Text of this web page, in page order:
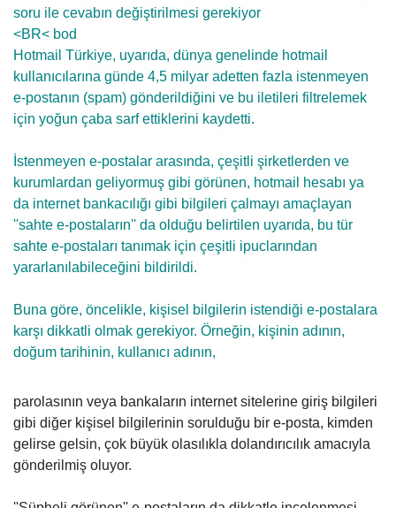
soru ile cevabın değiştirilmesi gerekiyor
<BR< bod
Hotmail Türkiye, uyarıda, dünya genelinde hotmail
kullanıcılarına günde 4,5 milyar adetten fazla istenmeyen
e-postanın (spam) gönderildiğini ve bu iletileri filtrelemek
için yoğun çaba sarf ettiklerini kaydetti.
İstenmeyen e-postalar arasında, çeşitli şirketlerden ve
kurumlardan geliyormuş gibi görünen, hotmail hesabı ya
da internet bankacılığı gibi bilgileri çalmayı amaçlayan
''sahte e-postaların'' da olduğu belirtilen uyarıda, bu tür
sahte e-postaları tanımak için çeşitli ipuclarından
yararlanılabileceğini bildirildi.
Buna göre, öncelikle, kişisel bilgilerin istendiği e-postalara
karşı dikkatli olmak gerekiyor. Örneğin, kişinin adının,
doğum tarihinin, kullanıcı adının,
parolasının veya bankaların internet sitelerine giriş bilgileri
gibi diğer kişisel bilgilerinin sorulduğu bir e-posta, kimden
gelirse gelsin, çok büyük olasılıkla dolandırıcılık amacıyla
gönderilmiş oluyor.